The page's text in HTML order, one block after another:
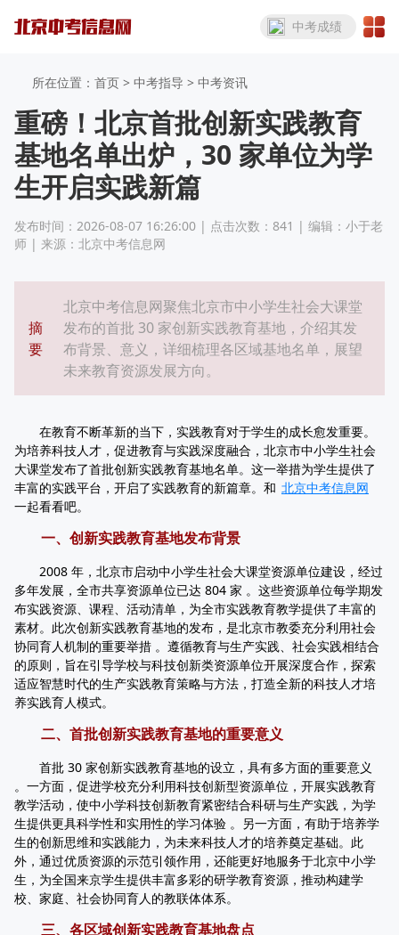
中考成绩
所在位置：首页 > 中考指导 > 中考资讯
重磅！北京首批创新实践教育
基地名单出炉，30 家单位为学
生开启实践新篇
发布时间：2026-08-07 16:26:00 | 点击次数：841 | 编辑：小于老
师 | 来源：北京中考信息网
摘
要
北京中考信息网聚焦北京市中小学生社会大课堂
发布的首批 30 家创新实践教育基地，介绍其发
布背景、意义，详细梳理各区域基地名单，展望
未来教育资源发展方向。
在教育不断革新的当下，实践教育对于学生的成长愈发重要。
为培养科技人才，促进教育与实践深度融合，北京市中小学生社会
大课堂发布了首批创新实践教育基地名单。这一举措为学生提供了
丰富的实践平台，开启了实践教育的新篇章。和 北京中考信息网
一起看看吧。
一、创新实践教育基地发布背景
2008 年，北京市启动中小学生社会大课堂资源单位建设，经过
多年发展，全市共享资源单位已达 804 家 。这些资源单位每学期发
布实践资源、课程、活动清单，为全市实践教育教学提供了丰富的
素材。此次创新实践教育基地的发布，是北京市教委充分利用社会
协同育人机制的重要举措 。遵循教育与生产实践、社会实践相结合
的原则，旨在引导学校与科技创新类资源单位开展深度合作，探索
适应智慧时代的生产实践教育策略与方法，打造全新的科技人才培
养实践育人模式。
二、首批创新实践教育基地的重要意义
首批 30 家创新实践教育基地的设立，具有多方面的重要意义
。一方面，促进学校充分利用科技创新型资源单位，开展实践教育
教学活动，使中小学科技创新教育紧密结合科研与生产实践，为学
生提供更具科学性和实用性的学习体验 。另一方面，有助于培养学
生的创新思维和实践能力，为未来科技人才的培养奠定基础。此
外，通过优质资源的示范引领作用，还能更好地服务于北京中小学
生，为全国来京学生提供丰富多彩的研学教育资源，推动构建学
校、家庭、社会协同育人的教联体体系。
三、各区域创新实践教育基地盘点